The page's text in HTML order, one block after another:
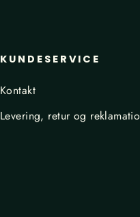
KUNDESERVICE
Kontakt
Levering, retur og